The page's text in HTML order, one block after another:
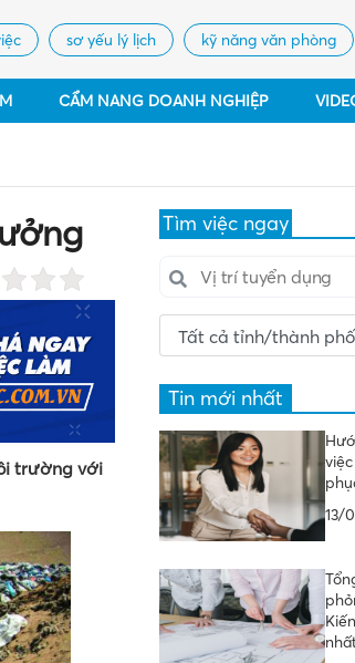
sơ yếu lý lịch kỹ năng văn phòng
CẨM NANG DOANH NGHIỆP
trường với
Tìm việc ngay
Tin mới nhất
13/